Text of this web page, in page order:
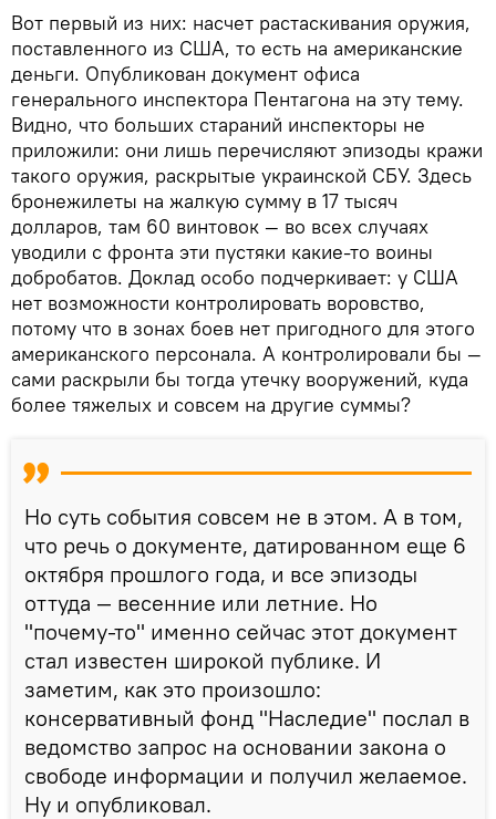
Вот первый из них: насчет растаскивания оружия,
поставленного из США, то есть на американские
деньги. Опубликован документ офиса
генерального инспектора Пентагона на эту тему.
Видно, что больших стараний инспекторы не
приложили: они лишь перечисляют эпизоды кражи
такого оружия, раскрытые украинской СБУ. Здесь
бронежилеты на жалкую сумму в 17 тысяч
долларов, там 60 винтовок — во всех случаях
уводили с фронта эти пустяки какие-то воины
добробатов. Доклад особо подчеркивает: у США
нет возможности контролировать воровство,
потому что в зонах боев нет пригодного для этого
американского персонала. А контролировали бы —
сами раскрыли бы тогда утечку вооружений, куда
более тяжелых и совсем на другие суммы?
Но суть события совсем не в этом. А в том,
что речь о документе, датированном еще 6
октября прошлого года, и все эпизоды
оттуда — весенние или летние. Но
"почему-то" именно сейчас этот документ
стал известен широкой публике. И
заметим, как это произошло:
консервативный фонд "Наследие" послал в
ведомство запрос на основании закона о
свободе информации и получил желаемое.
Ну и опубликовал.